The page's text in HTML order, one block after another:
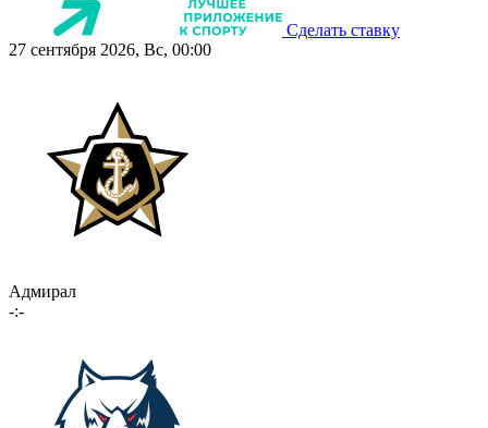
Сделать ставку
27 сентября 2026, Вс, 00:00
Адмирал
-:-